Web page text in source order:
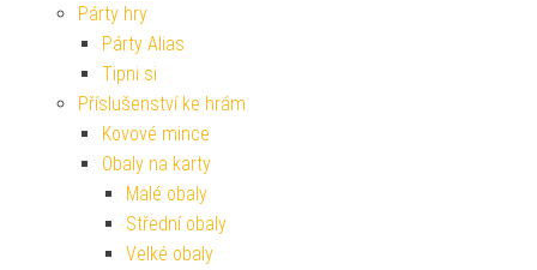
Párty hry
Párty Alias
Tipni si
Příslušenství ke hrám
Kovové mince
Obaly na karty
Malé obaly
Střední obaly
Velké obaly